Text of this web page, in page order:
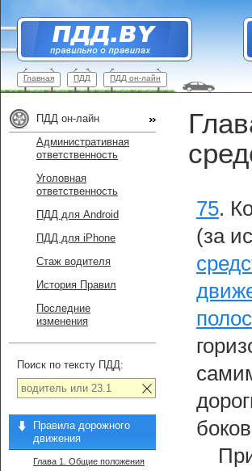
Главная ПДД ПДД он-лайн
75.
(за
ПДД он-лайн
Административная
ответственность
Уголовная
ответственность
ПДД для Android
ПДД для iPhone
Стаж водителя
История Правил
Последние
изменения
Поиск по тексту ПДД:
Правила дорожного
движения
Глава 1. Общие положения